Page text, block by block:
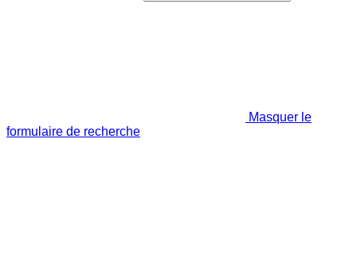
Masquer le
formulaire de recherche